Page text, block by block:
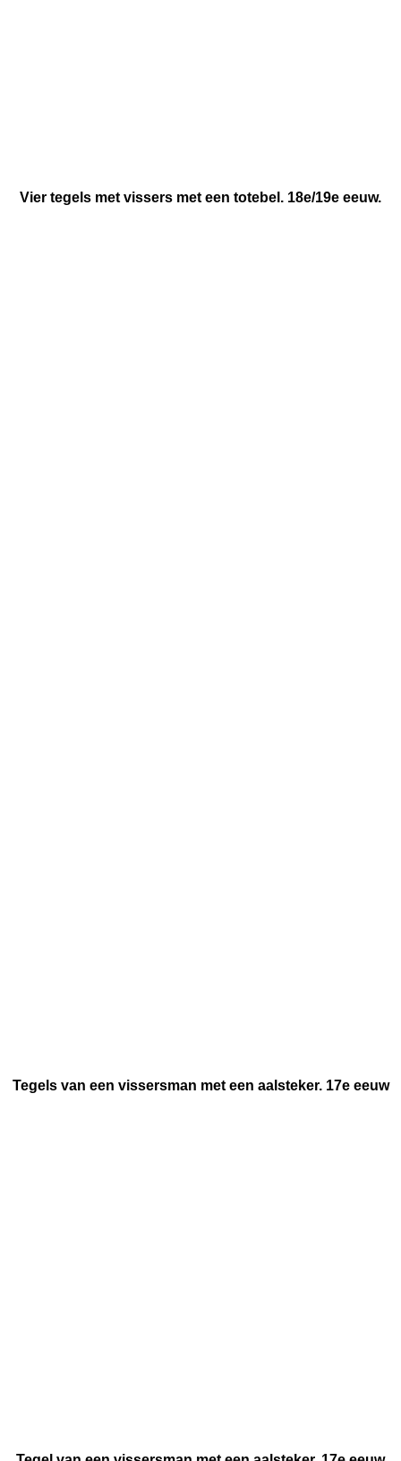
Vier tegels met vissers met een totebel. 18e/19e eeuw.
Tegels van een vissersman met een aalsteker. 17e eeuw